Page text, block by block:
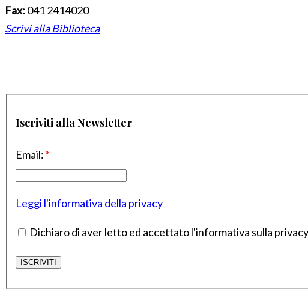
Fax: 041 2414020
Scrivi alla Biblioteca
Iscriviti alla Newsletter
Email: *
Leggi l'informativa della privacy
Dichiaro di aver letto ed accettato l'informativa sulla